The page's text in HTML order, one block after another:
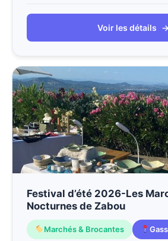
Voir les détails →
Festival d’été 2026-Les
Nocturnes de Zabou
Marchés & Brocantes